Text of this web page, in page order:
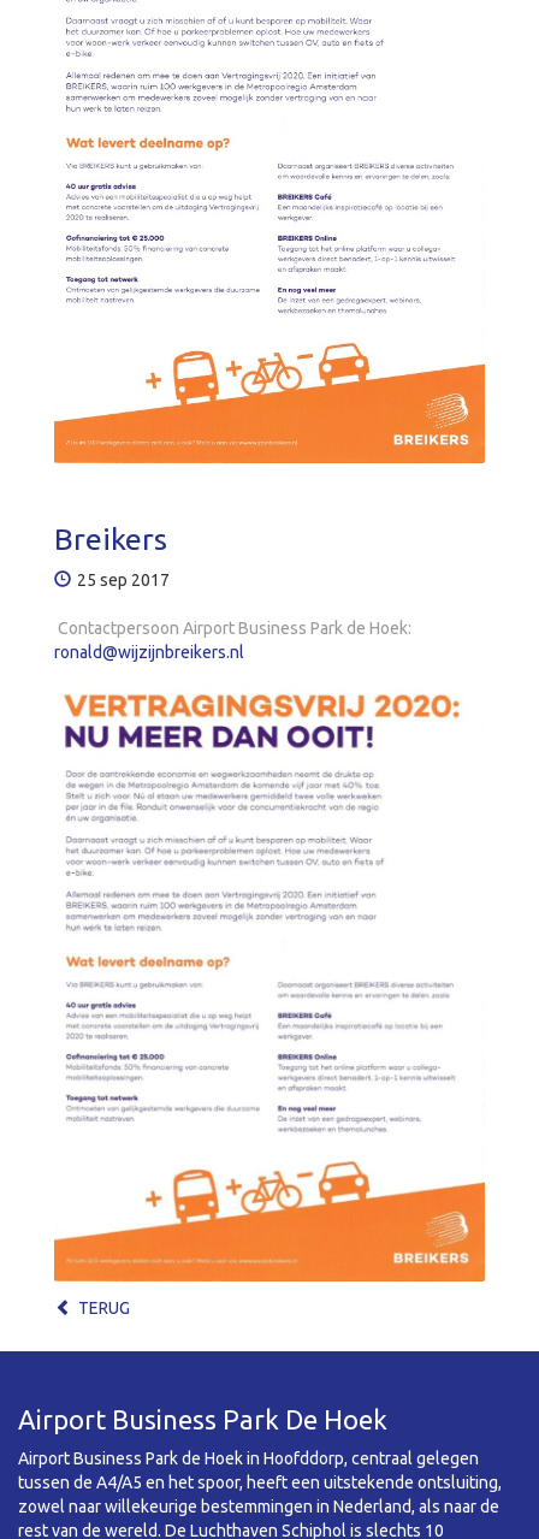
Breikers
25 sep 2017
Contactpersoon Airport Business Park de Hoek:
ronald@wijzijnbreikers.nl
TERUG
Airport Business Park De Hoek
Airport Business Park de Hoek in Hoofddorp, centraal gelegen
tussen de A4/A5 en het spoor, heeft een uitstekende ontsluiting,
zowel naar willekeurige bestemmingen in Nederland, als naar de
rest van de wereld. De Luchthaven Schiphol is slechts 10